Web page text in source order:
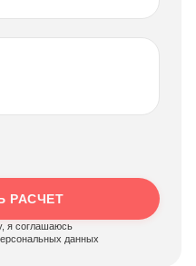
РАСЧЕТ
я соглашаюсь
данных